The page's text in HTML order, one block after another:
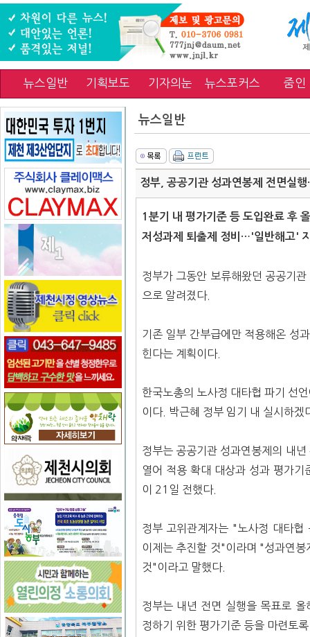
뉴스일반 기획보도 기자의눈 뉴스포커스 줌인
뉴스일반
정부, 공공기관 성과연봉제 전면실
1분기 내 평가기준 등 도입완료 후
저성과제 퇴출제 정비…'일반해고'
정부가 그동안 보류해왔던 공공기
으로 알려졌다.
기존 일부 간부급에만 적용해온 성
힌다는 계획이다.
한국노총의 노사정 대타협 파기 선
이다. 박근혜 정부 임기 내 실시하겠
정부는 공공기관 성과연봉제의 내
열어 적용 확대 대상과 성과 평가
이 21일 전했다.
정부 고위관계자는 "노사정 대타협
이제는 추진할 것"이라며 "성과연
것"이라고 말했다.
정부는 내년 전면 실행을 목표로
정하기 위한 평가기준 등을 마련토